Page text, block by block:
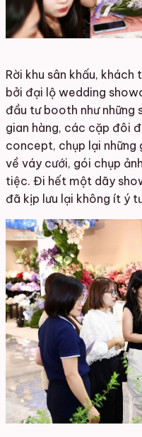
Rời khu sân khấu,
bởi đại lộ wedding
đầu tư booth như những
gian hàng, các cặp đôi
concept, chụp lại
về váy cưới, gói chụp
tiệc. Đi hết một dãy
đã kịp lưu lại không ít ý